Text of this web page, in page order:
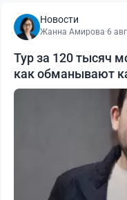
Новости
Жанна Амирова·6
Тур за 120 тысяч
как обманывают